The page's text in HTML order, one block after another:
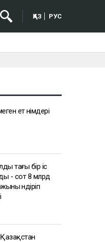
ҚАЗ РУС
ет өнімдері
тағы бір іс
- сот 8 млрд
өндіріп